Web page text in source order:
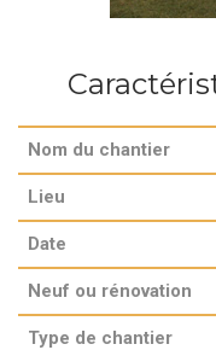
Nom du chantier
Lieu
Date
Neuf ou rénovation
Type de chantier